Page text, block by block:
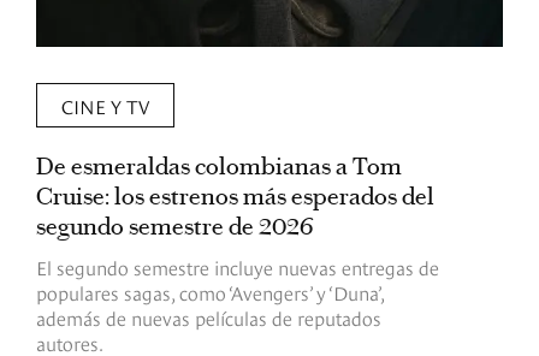
CINE Y TV
De esmeraldas colombianas a Tom
Cruise: los estrenos más esperados del
segundo semestre de 2026
El segundo semestre incluye nuevas entregas de
populares sagas, como ‘Avengers’ y ‘Duna’,
además de nuevas películas de reputados
autores.